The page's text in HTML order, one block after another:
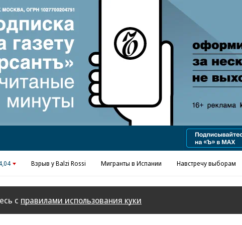
Реклама в «Ъ» www.kommersant.ru/ad
Взрыв у Balzi Rossi Мигранты в Испании Навстречу выборам
с правилами использования куки